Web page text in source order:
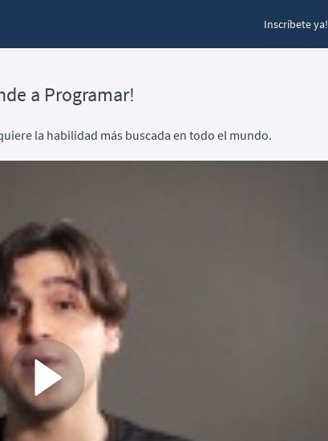
Inscríbete ya!
a Programar!
la habilidad más buscada en todo el mundo.